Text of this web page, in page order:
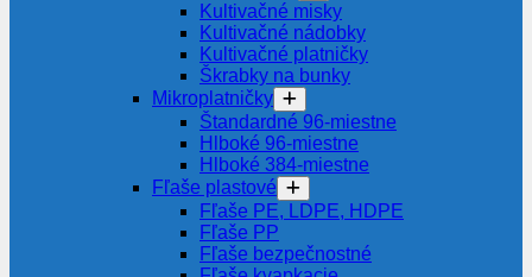
Kultivačné misky
Kultivačné nádobky
Kultivačné platničky
Škrabky na bunky
Mikroplatničky
Štandardné 96-miestne
Hlboké 96-miestne
Hlboké 384-miestne
Fľaše plastové
Fľaše PE, LDPE, HDPE
Fľaše PP
Fľaše bezpečnostné